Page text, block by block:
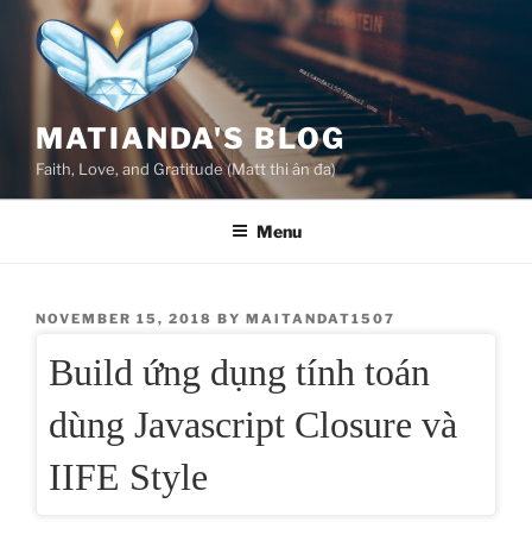
Skip
content
MATIANDA'S BLOG
Faith, Love, and Gratitude (Matt thi ân đa)
Menu
POSTED
NOVEMBER 15, 2018 BY MAITANDAT1507
Build ứng dụng tính toán
dùng Javascript Closure và
IIFE Style